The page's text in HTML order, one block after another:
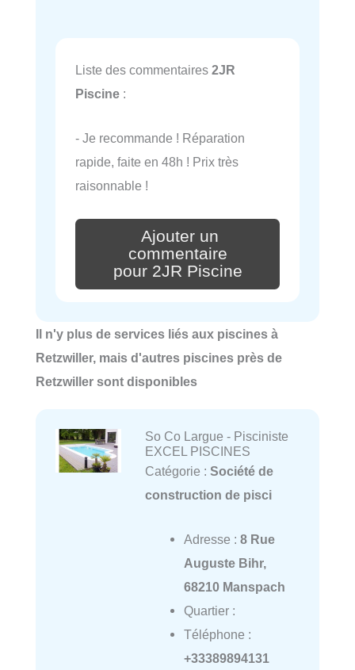
Liste des commentaires 2JR
Piscine :
- Je recommande ! Réparation
rapide, faite en 48h ! Prix très
raisonnable !
Ajouter un
commentaire
pour 2JR Piscine
Il n'y plus de services liés aux piscines à
Retzwiller, mais d'autres piscines près de
Retzwiller sont disponibles
So Co Largue - Pisciniste
EXCEL PISCINES
Catégorie : Société de
construction de pisci
Adresse : 8 Rue
Auguste Bihr,
68210 Manspach
Quartier :
Téléphone :
+33389894131